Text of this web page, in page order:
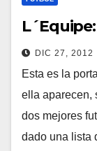
DIC 27, 2012
Esta es la
ella aparecen,
dos mejores
dado una lista